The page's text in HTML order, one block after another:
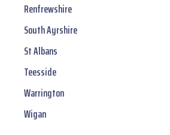
Renfrewshire
South Ayrshire
St Albans
Teesside
Warrington
Wigan